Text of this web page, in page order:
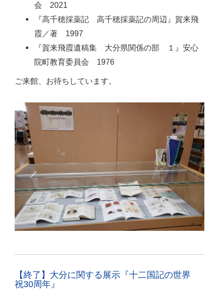
会 2021
『高千穂採薬記 高千穂採薬記の周辺』賀来飛
霞／著 1997
『賀来飛霞遺稿集 大分県関係の部 １』安心
院町教育委員会 1976
ご来館、お待ちしています。
【終了】大分に関する展示『十二国記の世界
祝30周年』